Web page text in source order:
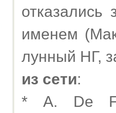
отказались
именем
лунный НГ,
из сети:
* A. De